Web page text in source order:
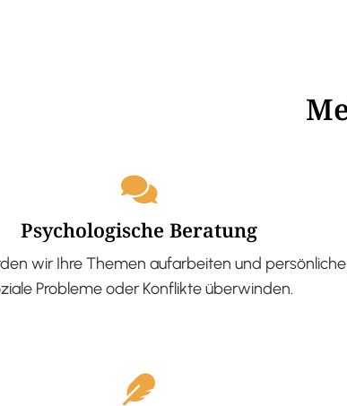
Psychologische Beratung
wir Ihre Themen aufarbeiten und
Probleme oder Konflikte überwinden.